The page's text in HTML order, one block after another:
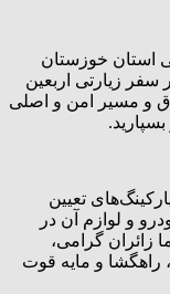
استان خوزستان
زیارتی اربعین
و مسیر امن و اصلی
تعیین
و لوازم آن در
گرامی،
راهگشا و مایه‌ قوت